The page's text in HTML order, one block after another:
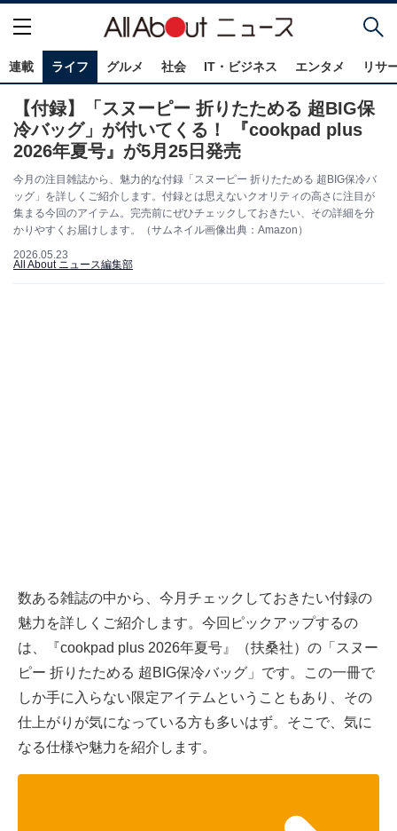
連載 ライフ グルメ 社会 IT・ビジネス エンタメ リサ
【付録】「スヌーピー 折りたためる 超BIG保
冷バッグ」が付いてくる！ 『cookpad plus
2026年夏号』が5月25日発売
今月の注目雑誌から、魅力的な付録「スヌーピー 折りたためる 超BIG保冷バ
ッグ」を詳しくご紹介します。付録とは思えないクオリティの高さに注目が
集まる今回のアイテム。完売前にぜひチェックしておきたい、その詳細を分
かりやすくお届けします。（サムネイル画像出典：Amazon）
2026.05.23
All About ニュース編集部
数ある雑誌の中から、今月チェックしておきたい付録の
魅力を詳しくご紹介します。今回ピックアップするの
は、『cookpad plus 2026年夏号』（扶桑社）の「スヌー
ピー 折りたためる 超BIG保冷バッグ」です。この一冊で
しか手に入らない限定アイテムということもあり、その
仕上がりが気になっている方も多いはず。そこで、気に
なる仕様や魅力を紹介します。